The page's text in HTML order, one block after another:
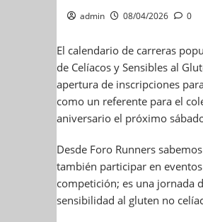
admin 08/04/2026 0
El calendario de carreras
de Celíacos y Sensibles al
apertura de inscripciones
como un referente para el
aniversario el próximo
Desde Foro Runners
también participar en
competición; es una jornada
sensibilidad al gluten no